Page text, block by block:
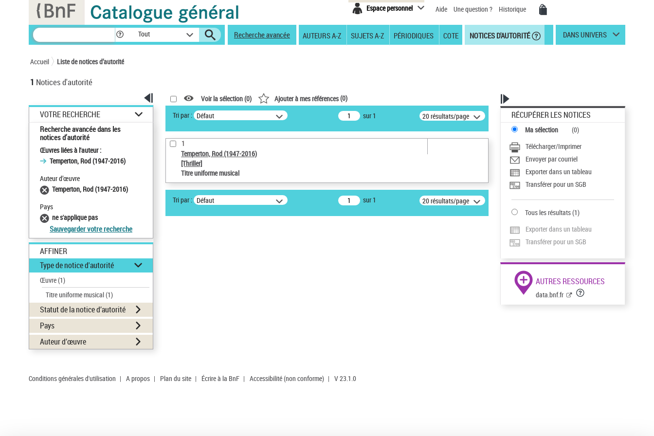
Espace personnel Aide Une question ? Historique
Tout Recherche avancée AUTEURS A-Z SUJETS A-Z PÉRIODIQUES COTE NOTICES D'AUTORITÉ DANS UNIVERS
Accueil Liste de notices d’autorité
1 Notices d'autorité
VOTRE RECHERCHE
Recherche avancée dans les
notices d’autorité
Œuvres liées à l'auteur :
Temperton, Rod (1947-2016)
Auteur d’œuvre
Temperton, Rod (1947-2016)
Pays
ne s'applique pas
Sauvegarder votre recherche
AFFINER
Type de notice d'autorité
Œuvre(1)
Titre uniforme musical(1)
Statut de la notice d’autorité
Pays
Auteur d’œuvre
Voir la sélection (0) Ajouter à mes références(0)
Tri par : Défaut sur 1 20 résultats/page
1
Temperton, Rod (1947-2016)
[Thriller]
Titre uniforme musical
Tri par : Défaut sur 1 20 résultats/page
RÉCUPÉRER LES NOTICES
Ma sélection (0)
Télécharger/Imprimer
Envoyer par courriel
Exporter dans un tableau
Transférer pour un SGB
Tous les résultats(1)
Exporter dans un tableau
Transférer pour un SGB
AUTRES RESSOURCES
data.bnf.fr
Conditions générales d'utilisation | A propos | Plan du site | Écrire à la BnF | Accessibilité (non conforme) | V 23.1.0
Panneau de gestion des cookies